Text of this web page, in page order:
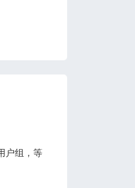
户组，等